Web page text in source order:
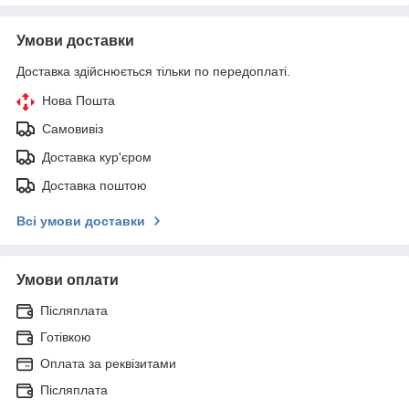
Умови доставки
Доставка здійснюється тільки по передоплаті.
Нова Пошта
Самовивіз
Доставка кур'єром
Доставка поштою
Всі умови доставки
Умови оплати
Післяплата
Готівкою
Оплата за реквізитами
Післяплата